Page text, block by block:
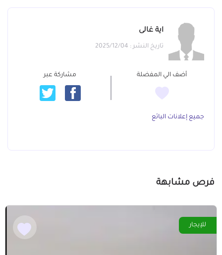
اية غالى
تاريخ النشر : 2025/12/04
أضف الي المفضلة مشاركة عبر
جميع إعلانات البائع
فرص مشابهة
للإيجار